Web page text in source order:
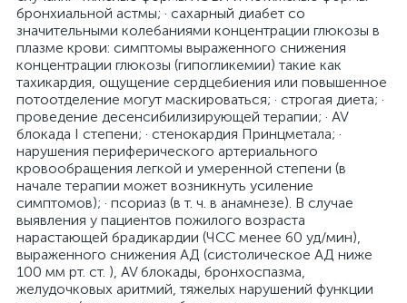
бронхиальной астмы; · сахарный диабет со
значительными колебаниями концентрации глюкозы в
плазме крови: симптомы выраженного снижения
концентрации глюкозы (гипогликемии) такие как
тахикардия, ощущение сердцебиения или повышенное
потоотделение могут маскироваться; · строгая диета; ·
проведение десенсибилизирующей терапии; · AV
блокада I степени; · стенокардия Принцметала; ·
нарушения периферического артериального
кровообращения легкой и умеренной степени (в
начале терапии может возникнуть усиление
симптомов); · псориаз (в т. ч. в анамнезе). В случае
выявления у пациентов пожилого возраста
нарастающей брадикардии (ЧСС менее 60 уд/мин),
выраженного снижения АД (систолическое АД ниже
100 мм рт. ст. ), AV блокады, бронхоспазма,
желудочковых аритмий, тяжелых нарушений функции